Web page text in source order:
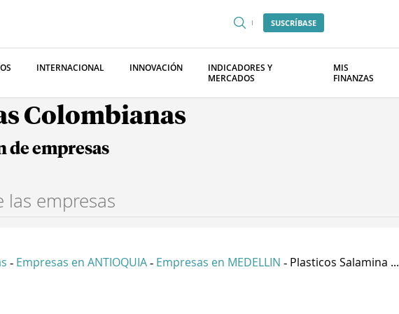
SUSCRÍBASE
INTERNACIONAL INNOVACIÓN
INDICADORES Y
MERCADOS
MIS
FINANZAS
Colombianas
de empresas
- Empresas en ANTIOQUIA - Empresas en MEDELLIN - Plasticos Salamina ...